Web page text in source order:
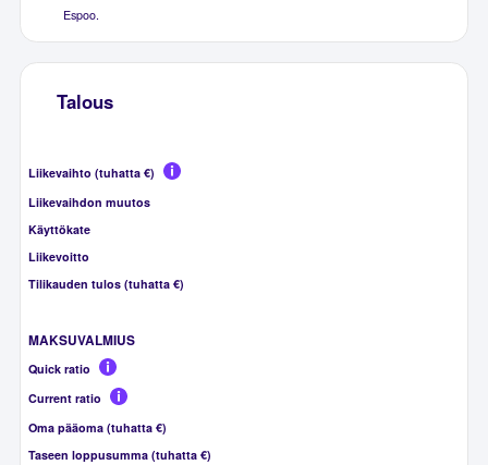
Espoo.
Talous
Liikevaihto (tuhatta €)
Liikevaihdon muutos
Käyttökate
Liikevoitto
Tilikauden tulos (tuhatta €)
MAKSUVALMIUS
Quick ratio
Current ratio
Oma pääoma (tuhatta €)
Taseen loppusumma (tuhatta €)